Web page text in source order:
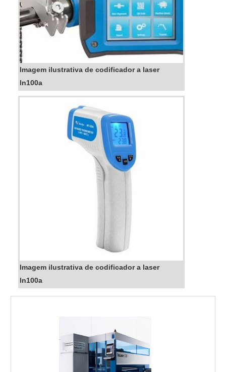
Imagem ilustrativa de codificador a laser
ln100a
Imagem ilustrativa de codificador a laser
ln100a